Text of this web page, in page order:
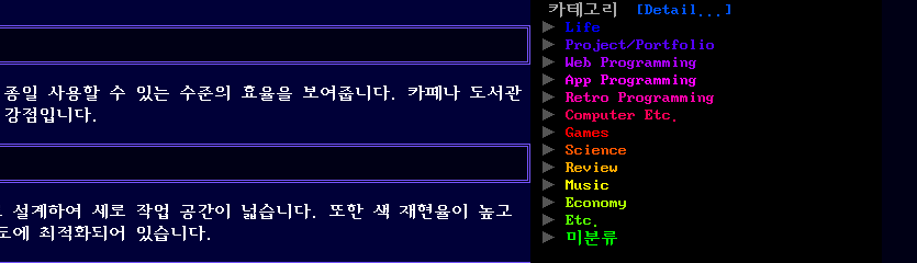
일 사용할 수 있는 수준의 효율을 보여줍니다. 카페나 도서관
점입니다.
설계하여 세로 작업 공간이 넓습니다. 또한 색 재현율이 높고
최적화되어 있습니다.
카테고리
[Detail...]
Life
Project/Portfolio
Web Programming
App Programming
Retro Programming
Computer Etc.
Games
Science
Review
Music
Economy
Etc.
미분류